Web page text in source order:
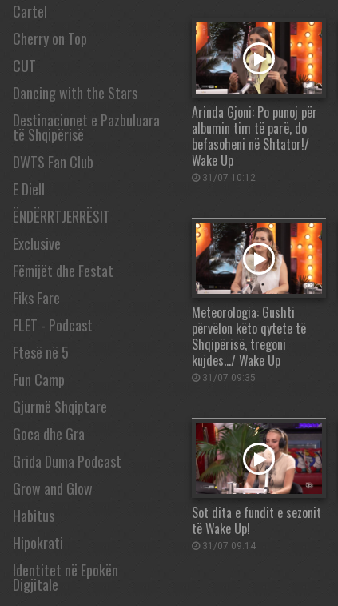
Cartel
Cherry on Top
CUT
Dancing with the Stars
Destinacionet e Pazbuluara
të Shqipërisë
DWTS Fan Club
E Diell
ËNDËRRTJERRËSIT
Exclusive
Fëmijët dhe Festat
Fiks Fare
FLET - Podcast
Ftesë në 5
Fun Camp
Gjurmë Shqiptare
Goca dhe Gra
Grida Duma Podcast
Grow and Glow
Habitus
Hipokrati
Identitet në Epokën
Digjitale
Arinda Gjoni: Po punoj për
albumin tim të parë, do
befasoheni në Shtator!/
Wake Up
31/07 10:12
Meteorologia: Gushti
përvëlon këto qytete të
Shqipërisë, tregoni
kujdes…/ Wake Up
31/07 09:35
Sot dita e fundit e sezonit
të Wake Up!
31/07 09:14